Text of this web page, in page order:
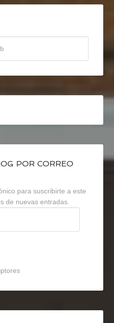
POR CORREO
para suscribirte a este
de nuevas entradas.